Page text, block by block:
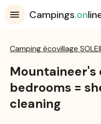
Campings.on
Camping écovillage
bedrooms =
cleaning